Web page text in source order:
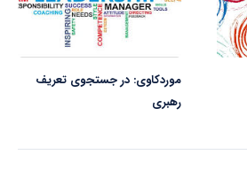
موردکاوی: در جستجوی تعریف
رهبری